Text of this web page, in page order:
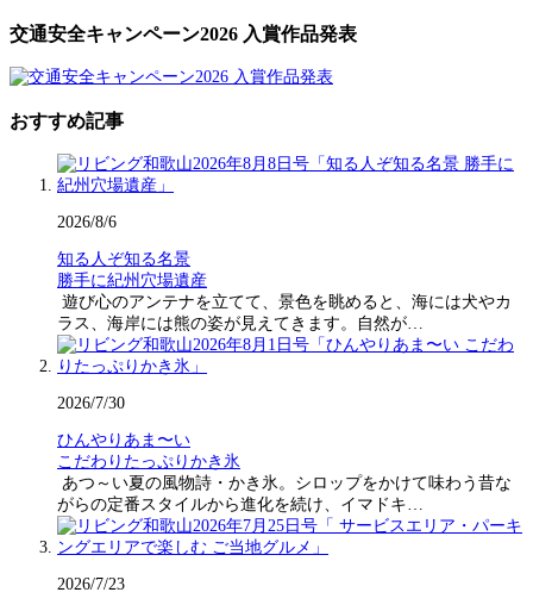
交通安全キャンペーン2026 入賞作品発表
おすすめ記事
2026/8/6
知る人ぞ知る名景
勝手に紀州穴場遺産
遊び心のアンテナを立てて、景色を眺めると、海には犬やカ
ラス、海岸には熊の姿が見えてきます。自然が…
2026/7/30
ひんやりあま〜い
こだわりたっぷりかき氷
あつ～い夏の風物詩・かき氷。シロップをかけて味わう昔な
がらの定番スタイルから進化を続け、イマドキ…
2026/7/23